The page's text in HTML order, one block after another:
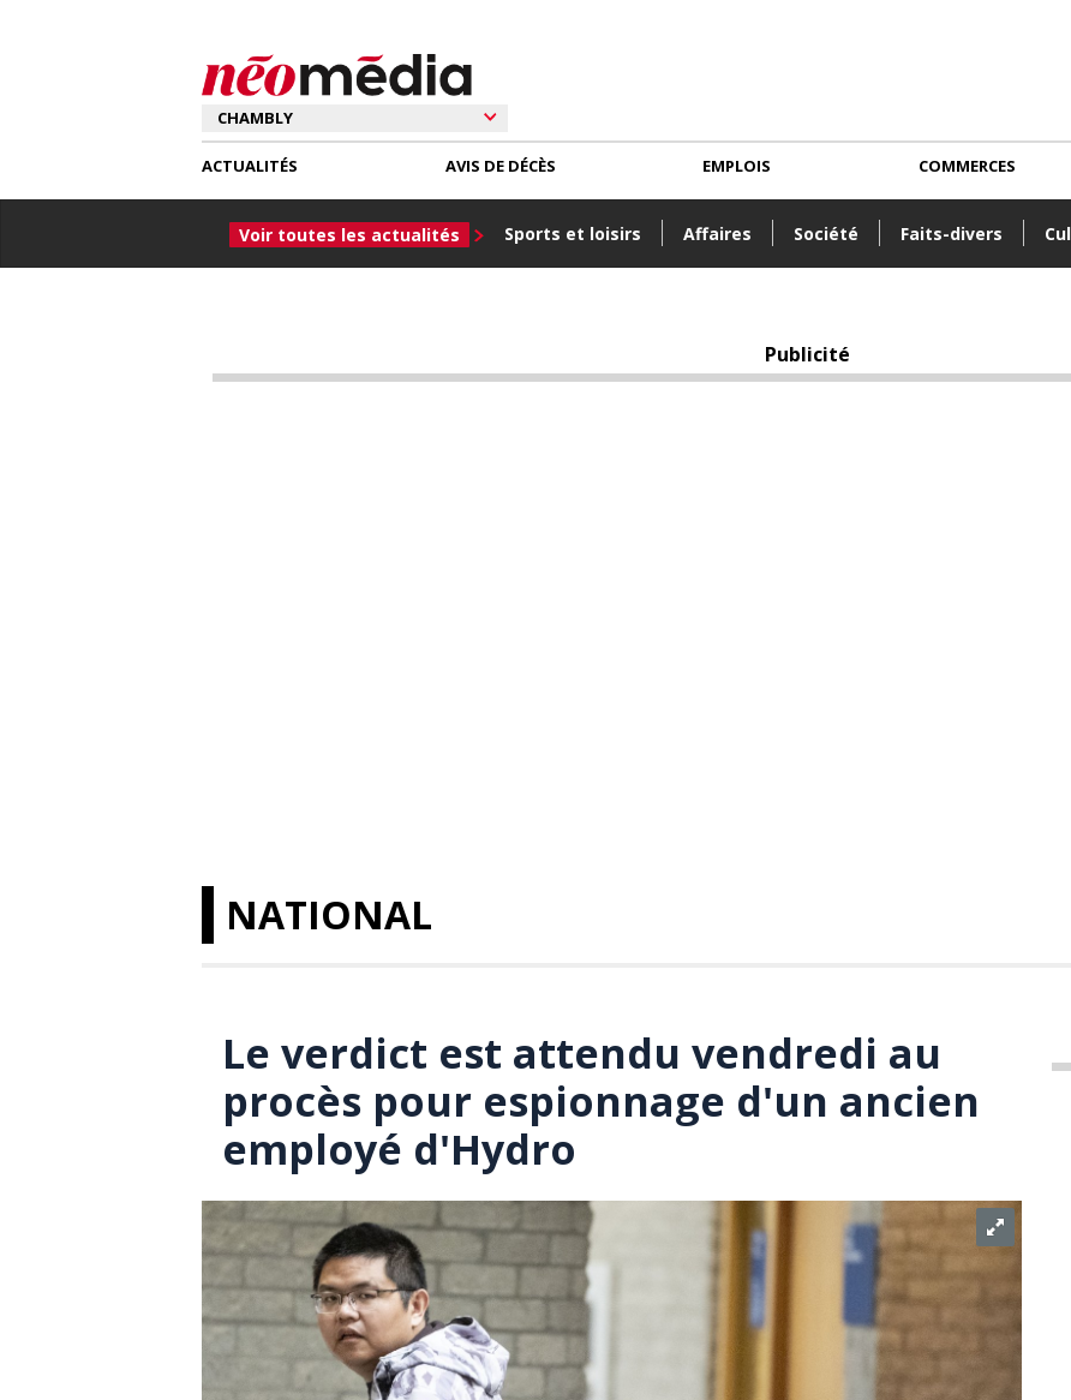
ACTUALITÉS
Voir toutes les actualités Sports et loisirs Affaires Société Faits-divers
AVIS DE DÉCÈS EMPLOIS COMMERCES
Publicité
NATIONAL
Le verdict est attendu vendredi au
procès pour espionnage d'un ancien
employé d'Hydro